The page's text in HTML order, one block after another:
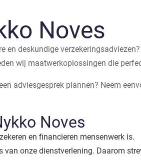
Noves
en deskundige
wij maatwerkoplossingen die
adviesgesprek plannen? Neem
Noves
en financieren mensenwerk is.
onze dienstverlening. Daarom